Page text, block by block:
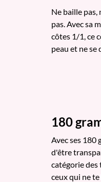
Ne baille
pas. Avec sa
côtes 1/1, ce
peau et ne se
180
Avec ses 180
d'être
catégorie des
ceux qui ne